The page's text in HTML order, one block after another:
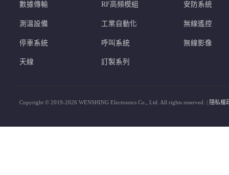
數據傳輸 RF高頻模組 安防系統
測溫設備 工業自動化 無線遙控
停車系統 呼叫系統 無線影像
天線 訂製系列
Copyright © 2019-2026 WENSHING Electronics Co., Ltd. All rights reserved. | 隱私權